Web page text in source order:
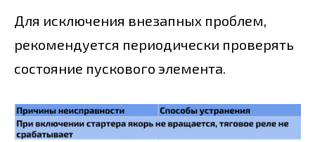
Для исключения внезапных проблем,
рекомендуется периодически проверять
состояние пускового элемента.